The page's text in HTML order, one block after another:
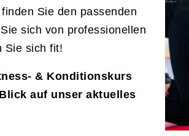
Sie den passenden
sich von professionellen
Sie sich fit!
& Konditionskurs
auf unser aktuelles